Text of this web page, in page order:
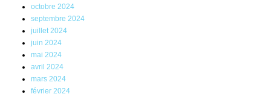
octobre 2024
septembre 2024
juillet 2024
juin 2024
mai 2024
avril 2024
mars 2024
février 2024